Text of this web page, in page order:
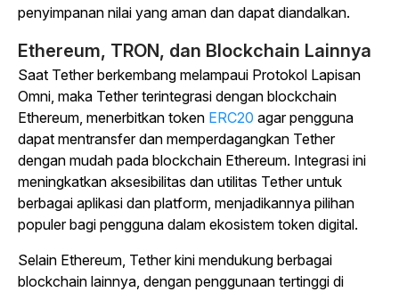
penyimpanan nilai yang aman dan dapat diandalkan.
Ethereum, TRON, dan Blockchain Lainnya
Saat Tether berkembang melampaui Protokol Lapisan
Omni, maka Tether terintegrasi dengan blockchain
Ethereum, menerbitkan token ERC20 agar pengguna
dapat mentransfer dan memperdagangkan Tether
dengan mudah pada blockchain Ethereum. Integrasi ini
meningkatkan aksesibilitas dan utilitas Tether untuk
berbagai aplikasi dan platform, menjadikannya pilihan
populer bagi pengguna dalam ekosistem token digital.
Selain Ethereum, Tether kini mendukung berbagai
blockchain lainnya, dengan penggunaan tertinggi di